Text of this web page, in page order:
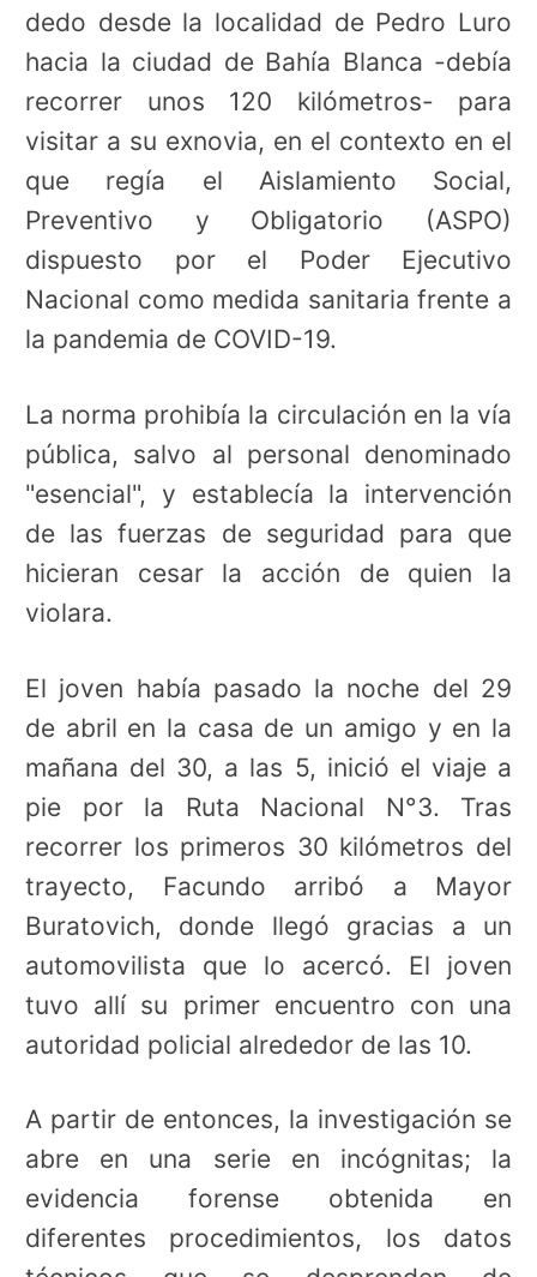
dedo desde la localidad de Pedro Luro
hacia la ciudad de Bahía Blanca -debía
recorrer unos 120 kilómetros- para
visitar a su exnovia, en el contexto en el
que regía el Aislamiento Social,
Preventivo y Obligatorio (ASPO)
dispuesto por el Poder Ejecutivo
Nacional como medida sanitaria frente a
la pandemia de COVID-19.
La norma prohibía la circulación en la vía
pública, salvo al personal denominado
"esencial", y establecía la intervención
de las fuerzas de seguridad para que
hicieran cesar la acción de quien la
violara.
El joven había pasado la noche del 29
de abril en la casa de un amigo y en la
mañana del 30, a las 5, inició el viaje a
pie por la Ruta Nacional N°3. Tras
recorrer los primeros 30 kilómetros del
trayecto, Facundo arribó a Mayor
Buratovich, donde llegó gracias a un
automovilista que lo acercó. El joven
tuvo allí su primer encuentro con una
autoridad policial alrededor de las 10.
A partir de entonces, la investigación se
abre en una serie en incógnitas; la
evidencia forense obtenida en
diferentes procedimientos, los datos